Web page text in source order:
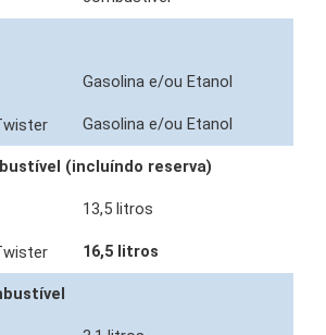
Gasolina e/ou Etanol
Gasolina e/ou Etanol
(incluíndo reserva)
13,5 litros
16,5 litros